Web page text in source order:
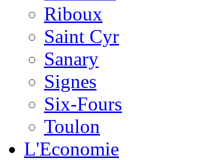
Riboux
Saint Cyr
Sanary
Signes
Six-Fours
Toulon
L'Economie